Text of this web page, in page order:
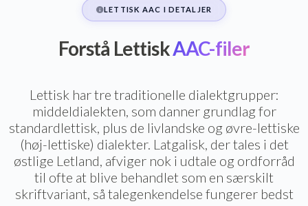
LETTISK AAC I DETALJER
Forstå LettiskAAC-filer
Lettisk har tre traditionelle dialektgrupper:
middeldialekten, som danner grundlag for
standardlettisk, plus de livlandske og øvre-lettiske
(høj-lettiske) dialekter. Latgalisk, der tales i det
østlige Letland, afviger nok i udtale og ordforråd
til ofte at blive behandlet som en særskilt
skriftvariant, så talegenkendelse fungerer bedst